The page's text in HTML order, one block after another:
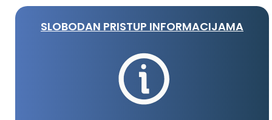
SLOBODAN PRISTUP INFORMACIJAMA